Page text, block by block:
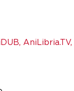
, AniLibria.TV,